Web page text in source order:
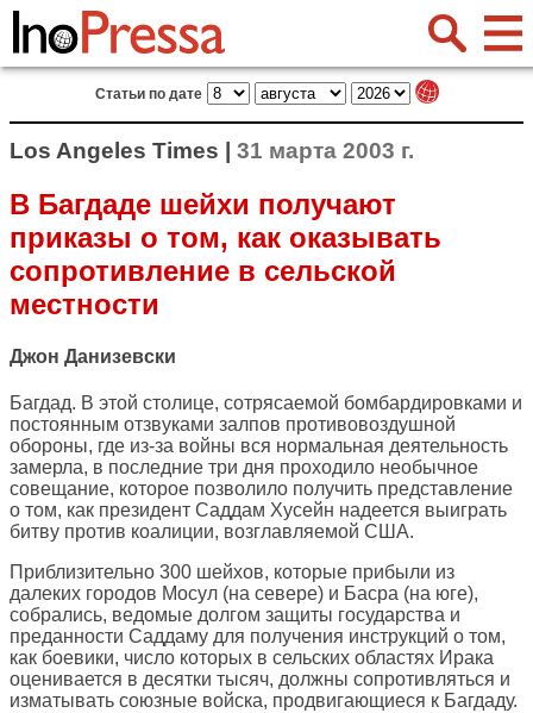
Статьи по дате
Los Angeles Times | 31 марта 2003 г.
В Багдаде шейхи получают
приказы о том, как оказывать
сопротивление в сельской
местности
Джон Данизевски
Багдад. В этой столице, сотрясаемой бомбардировками и
постоянным отзвуками залпов противовоздушной
обороны, где из-за войны вся нормальная деятельность
замерла, в последние три дня проходило необычное
совещание, которое позволило получить представление
о том, как президент Саддам Хусейн надеется выиграть
битву против коалиции, возглавляемой США.
Приблизительно 300 шейхов, которые прибыли из
далеких городов Мосул (на севере) и Басра (на юге),
собрались, ведомые долгом защиты государства и
преданности Саддаму для получения инструкций о том,
как боевики, число которых в сельских областях Ирака
оценивается в десятки тысяч, должны сопротивляться и
изматывать союзные войска, продвигающиеся к Багдаду.